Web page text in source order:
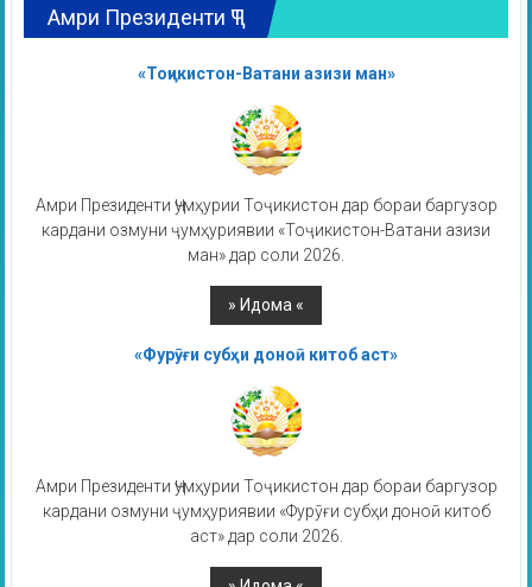
Амри Президенти ҶТ
«Тоҷикистон-Ватани азизи ман»
Амри Президенти Ҷумҳурии Тоҷикистон дар бораи баргузор
кардани озмуни ҷумҳуриявии «Тоҷикистон-Ватани азизи
ман» дар соли 2026.
«Фурӯғи субҳи доноӣ китоб аст»
Амри Президенти Ҷумҳурии Тоҷикистон дар бораи баргузор
кардани озмуни ҷумҳуриявии «Фурӯғи субҳи доноӣ китоб
аст» дар соли 2026.